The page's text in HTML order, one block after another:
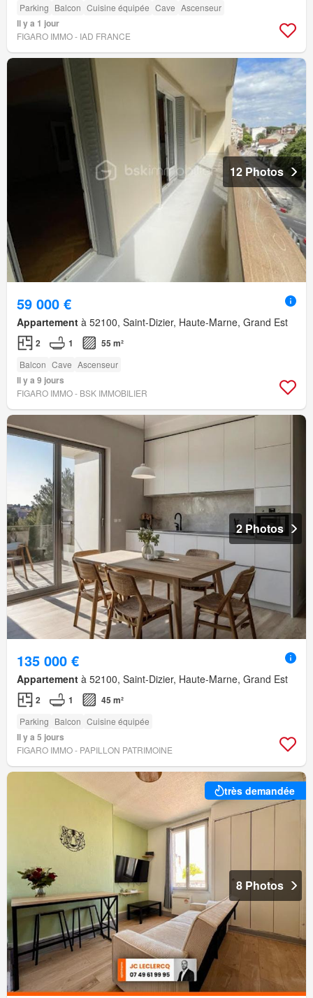
Parking Balcon Cuisine équipée Cave Ascenseur
Il y a 1 jour
FIGARO IMMO - IAD FRANCE
12 Photos
59 000 €
Appartement à 52100, Saint-Dizier, Haute-Marne, Grand Est
2 1 55 m²
Balcon Cave Ascenseur
Il y a 9 jours
FIGARO IMMO - BSK IMMOBILIER
2 Photos
135 000 €
Appartement à 52100, Saint-Dizier, Haute-Marne, Grand Est
2 1 45 m²
Parking Balcon Cuisine équipée
Il y a 5 jours
FIGARO IMMO - PAPILLON PATRIMOINE
très demandée
8 Photos